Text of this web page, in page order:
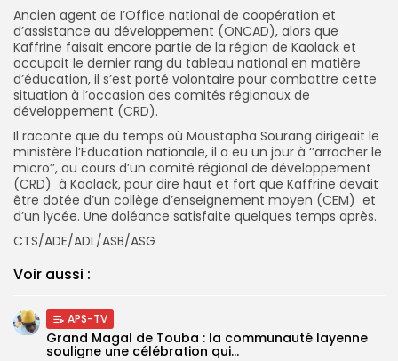
Ancien agent de I’Office national de coopération et
d’assistance au développement (ONCAD), alors que
Kaffrine faisait encore partie de la région de Kaolack et
occupait le dernier rang du tableau national en matière
d’éducation, il s’est porté volontaire pour combattre cette
situation à l’occasion des comités régionaux de
développement (CRD).
Il raconte que du temps où Moustapha Sourang dirigeait le
ministère l’Education nationale, il a eu un jour à ‘’arracher le
micro’’, au cours d’un comité régional de développement
(CRD) à Kaolack, pour dire haut et fort que Kaffrine devait
être dotée d’un collège d’enseignement moyen (CEM) et
d’un lycée. Une doléance satisfaite quelques temps après.
CTS/ADE/ADL/ASB/ASG
Voir aussi :
APS-TV
Grand Magal de Touba : la communauté layenne
souligne une célébration qui...